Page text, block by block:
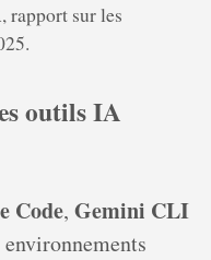
rapport sur les
outils IA
Code, Gemini CLI